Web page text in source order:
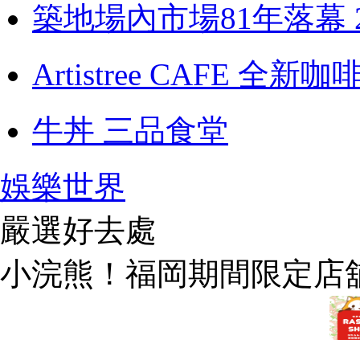
築地場內市場81年落幕
Artistree CAFE 全新咖
牛丼 三品食堂
娛樂世界
嚴選好去處
小浣熊！福岡期間限定店